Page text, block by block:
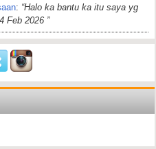
: “Halo ka bantu ka itu saya yg
Feb 2026 ”